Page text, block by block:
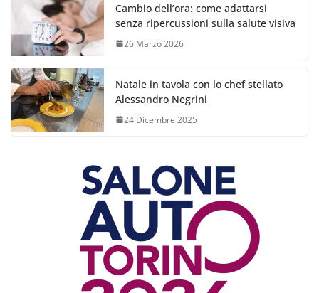
Cambio dell’ora: come adattarsi
senza ripercussioni sulla salute visiva
26 Marzo 2026
Natale in tavola con lo chef stellato
Alessandro Negrini
24 Dicembre 2025